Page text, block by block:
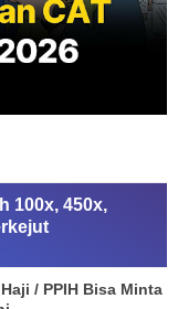
100x, 450x,
/ PPIH Bisa Minta